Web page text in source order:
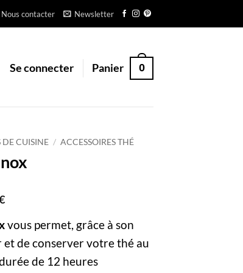
Nous contacter Newsletter
Se connecter Panier 0
DE CUISINE / ACCESSOIRES THÉ
Plage
prix :
42,00€
à
vous permet, grâce à son
et de conserver votre thé au
de 12 heures